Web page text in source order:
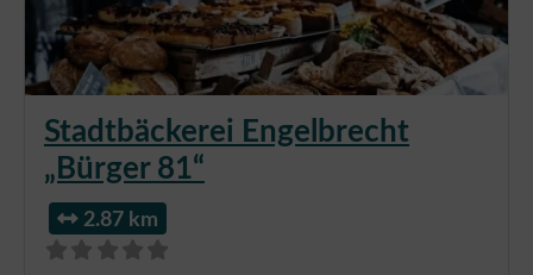
Stadtbäckerei Engelbrecht
„Bürger 81“
2.87 km